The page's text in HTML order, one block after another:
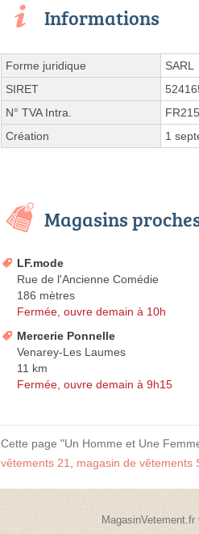
Informations
Forme juridique
SARL
SIRET
N° TVA Intra.
Création
1
Magasins
LF.mode
Rue de l'Ancienne Comédie
186 mètres
Fermée, ouvre demain à 10h
Mercerie Ponnelle
Venarey-Les Laumes
11 km
Fermée, ouvre demain à 9h15
Cette page "Un Homme et Une
vêtements 21, magasin de vêtements